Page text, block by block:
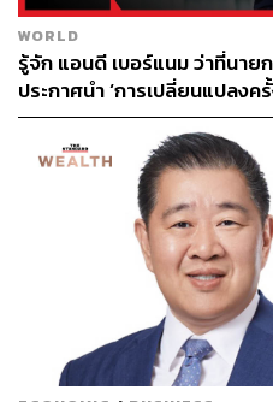
WORLD
รู้จัก แอนดี เบอร์แนม ว่าที่นา
ประกาศนำ ‘การเปลี่ยนแปลง
สู่การเมืองอังกฤษ